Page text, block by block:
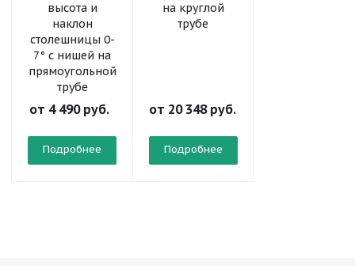
высота и
наклон
столешницы 0-
7° с нишей на
прямоугольной
трубе
от 4 490 руб.
Подробнее
на круглой
трубе
от 20 348 руб.
Подробнее